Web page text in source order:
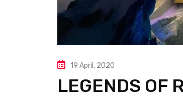
19 April, 2020
LEGENDS OF